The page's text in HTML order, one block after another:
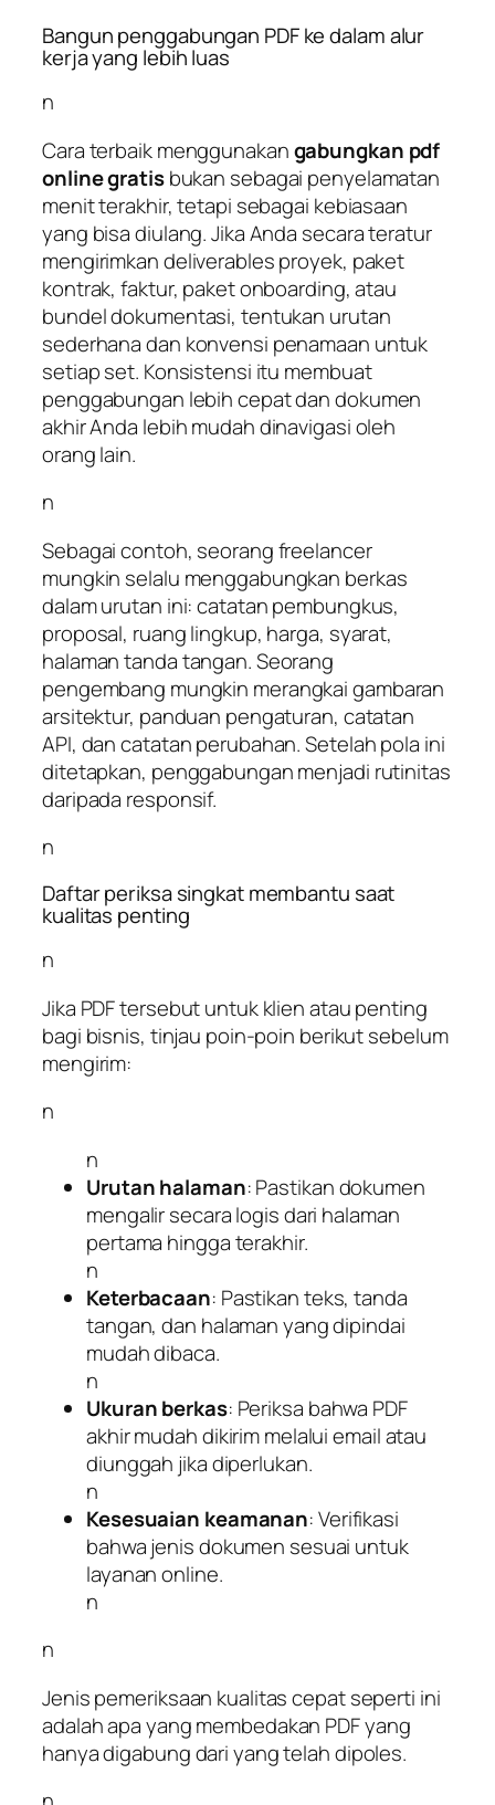
Bangun penggabungan PDF ke dalam alur
kerja yang lebih luas
n
Cara terbaik menggunakangabungkan pdf
online gratisbukan sebagai penyelamatan
menit terakhir, tetapi sebagai kebiasaan
yang bisa diulang. Jika Anda secara teratur
mengirimkan deliverables proyek, paket
kontrak, faktur, paket onboarding, atau
bundel dokumentasi, tentukan urutan
sederhana dan konvensi penamaan untuk
setiap set. Konsistensi itu membuat
penggabungan lebih cepat dan dokumen
akhir Anda lebih mudah dinavigasi oleh
orang lain.
n
Sebagai contoh, seorang freelancer
mungkin selalu menggabungkan berkas
dalam urutan ini: catatan pembungkus,
proposal, ruang lingkup, harga, syarat,
halaman tanda tangan. Seorang
pengembang mungkin merangkai gambaran
arsitektur, panduan pengaturan, catatan
API, dan catatan perubahan. Setelah pola ini
ditetapkan, penggabungan menjadi rutinitas
daripada responsif.
n
Daftar periksa singkat membantu saat
kualitas penting
n
Jika PDF tersebut untuk klien atau penting
bagi bisnis, tinjau poin-poin berikut sebelum
mengirim:
n
n
Urutan halaman: Pastikan dokumen
mengalir secara logis dari halaman
pertama hingga terakhir.
n
Keterbacaan: Pastikan teks, tanda
tangan, dan halaman yang dipindai
mudah dibaca.
n
Ukuran berkas: Periksa bahwa PDF
akhir mudah dikirim melalui email atau
diunggah jika diperlukan.
n
Kesesuaian keamanan: Verifikasi
bahwa jenis dokumen sesuai untuk
layanan online.
n
n
Jenis pemeriksaan kualitas cepat seperti ini
adalah apa yang membedakan PDF yang
hanya digabung dari yang telah dipoles.